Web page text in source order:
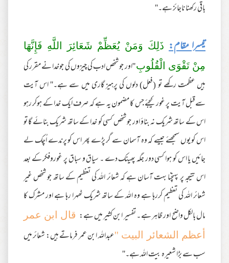
باقی رکھنا ناجائز ہے۔''
تیسرا مقام: ذَلِكَ وَمَنْ يُعَظِّمْ شَعَائِرَ اللَّهِ فَإِنَّهَا
مِنْ تَقْوَى الْقُلُوبِ''اور جو شخص ادب کی چیزوں کی جوخدا نے مقرر کی
ہیں عظمت رکھے تو (فعل) دلوں کی پرہیز گاری میں سے ہے۔'' اس آیت
سےقبل آیت پر غور کیجئے جس کا مضمون یہ ہے کہ صرف ایک خدا کے ہوکر رہو
اس کے ساتھ شریک نہ بناؤ اور جو شخص کسی کو خدا کے ساتھ شریک بنائے گا تو
اس کو یوں سمجھئے جیسے کہ وہ آسمان سے گر پڑے پھر اس کو پرندے اُچک لے
جائیں یا اس کو ہوا کسی دور جگہ پھینک دے ۔ سیاق و سباق پر غوروفکر کے بعد
اس نتیجہ پر پہنچنا بہت آسان ہے کہ شعائر اللہ کی تعظیم کے ساتھ جو شخص غیر
شعائر اللہ کی تعظیم کررہا ہے وہ اللہ کے ساتھ شریک ٹھہرا رہا ہے اور مشرک کا
مال بالکل واضح اور ظاہر ہے ۔ تفسیر ابن کثیر میں ہے: قال ابن عمر
أعظم الشعائر البیت ''عبداللہ ابن عمر فرماتے ہیں: شعائر میں
سب سے بڑا شعیرہ بیت اللہ ہے۔''